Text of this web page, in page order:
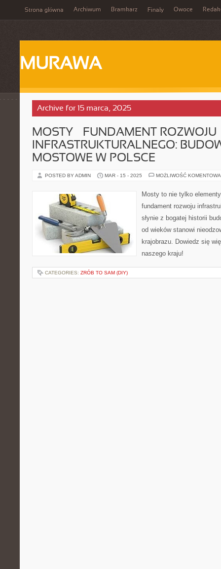
Strona główna Archiwum Bramkarz Finały Owoce
MURAWA
Archive for 15 marca, 2025
MOSTY – FUNDAMENT ROZWOJU
INFRASTRUKTURALNEGO:
MOSTOWE W POLSCE
POSTED BY ADMIN MAR - 15 - 2025 MOŻLIWOŚĆ
Mosty to nie tylko
fundament rozwoju
słynie z bogatej historii
od wieków stanowi
krajobrazu. Dowiedz się
naszego kraju!
CATEGORIES: ZRÓB TO SAM (DIY)